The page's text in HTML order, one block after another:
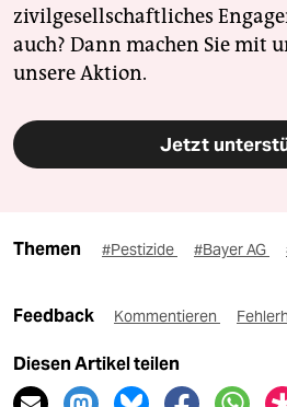
zivilgesellschaftliches
auch? Dann machen Sie mit
unsere Aktion.
Jetzt
Themen #Pestizide #Bayer AG
Feedback Kommentieren
Diesen Artikel teilen